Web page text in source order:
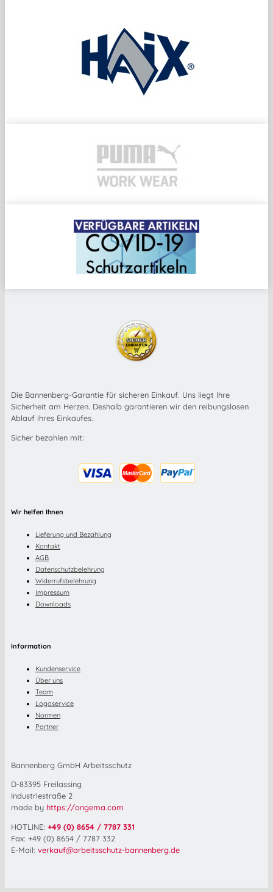
Die Bannenberg-Garantie für sicheren Einkauf. Uns liegt Ihre
Sicherheit am Herzen. Deshalb garantieren wir den reibungslosen
Ablauf ihres Einkaufes.
Sicher bezahlen mit:
Wir helfen Ihnen
Lieferung und Bezahlung
Kontakt
AGB
Datenschutzbelehrung
Widerrufsbelehrung
Impressum
Downloads
Information
Kundenservice
Über uns
Team
Logoservice
Normen
Partner
Bannenberg GmbH Arbeitsschutz
D-83395 Freilassing
Industriestraße 2
made by https://ongema.com
HOTLINE: +49 (0) 8654 / 7787 331
Fax: +49 (0) 8654 / 7787 332
E-Mail: verkauf@arbeitsschutz-bannenberg.de